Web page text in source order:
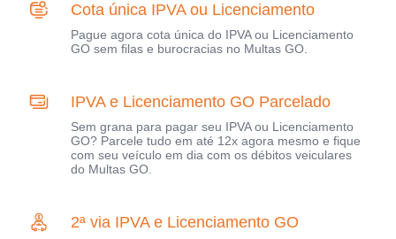
Cota única IPVA ou Licenciamento
Pague agora cota única do IPVA ou Licenciamento
GO sem filas e burocracias no Multas GO.
IPVA e Licenciamento GO Parcelado
Sem grana para pagar seu IPVA ou Licenciamento
GO? Parcele tudo em até 12x agora mesmo e fique
com seu veículo em dia com os débitos veiculares
do Multas GO.
2ª via IPVA e Licenciamento GO